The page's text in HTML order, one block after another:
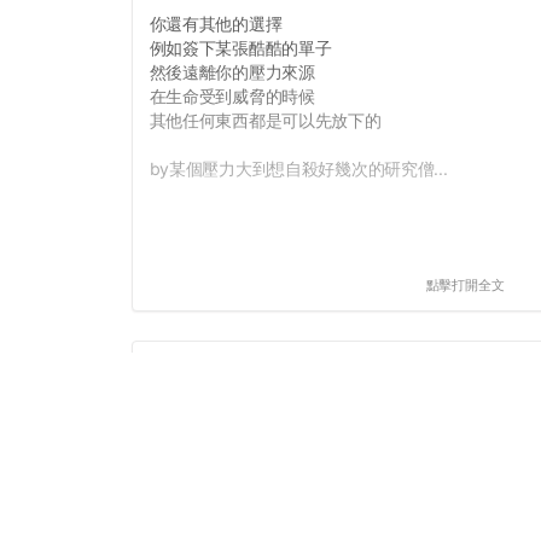
你還有其他的選擇
例如簽下某張酷酷的單子
然後遠離你的壓力來源
在生命受到威脅的時候
其他任何東西都是可以先放下的
by某個壓力大到想自殺好幾次的研究僧...
點擊打開全文